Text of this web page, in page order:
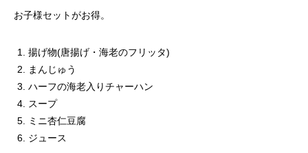
お子様セットがお得。
揚げ物(唐揚げ・海老のフリッタ)
まんじゅう
ハーフの海老入りチャーハン
スープ
ミニ杏仁豆腐
ジュース